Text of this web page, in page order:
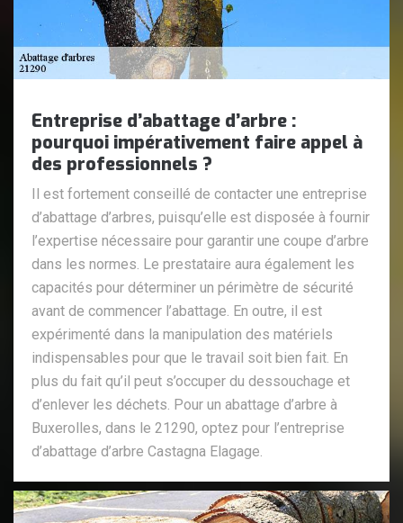
Entreprise d’abattage d’arbre :
pourquoi impérativement faire appel à
des professionnels ?
Il est fortement conseillé de contacter une entreprise
d’abattage d’arbres, puisqu’elle est disposée à fournir
l’expertise nécessaire pour garantir une coupe d’arbre
dans les normes. Le prestataire aura également les
capacités pour déterminer un périmètre de sécurité
avant de commencer l’abattage. En outre, il est
expérimenté dans la manipulation des matériels
indispensables pour que le travail soit bien fait. En
plus du fait qu’il peut s’occuper du dessouchage et
d’enlever les déchets. Pour un abattage d’arbre à
Buxerolles, dans le 21290, optez pour l’entreprise
d’abattage d’arbre Castagna Elagage.